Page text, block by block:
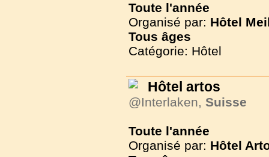
Toute l'année
Organisé par: Hôtel
Tous âges
Catégorie: Hôtel
Hôtel artos
@Interlaken, Suisse
Toute l'année
Organisé par: Hôtel